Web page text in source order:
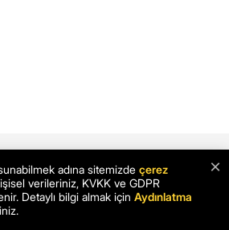
×
adına sitemizde çerez
verileriniz, KVKK ve GDPR
Detaylı bilgi almak için Aydınlatma